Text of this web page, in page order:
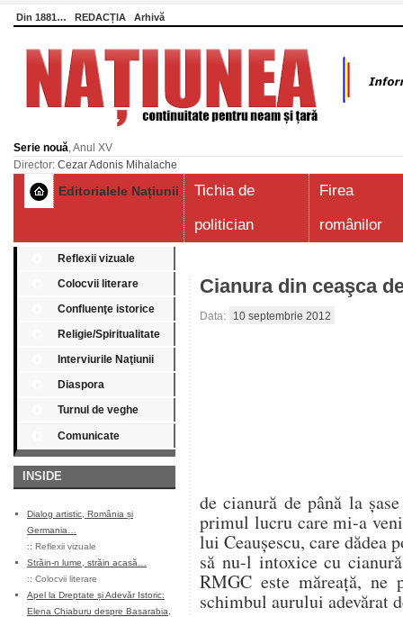
Din 1881… REDACȚIA Arhivă
Serie nouă, Anul XV
Director: Cezar Adonis Mihalache
Editorialele Națiunii
Tichia de
politician
Firea
românilor
Reflexii vizuale
Colocvii literare
Confluenţe istorice
Religie/Spiritualitate
Interviurile Naţiunii
Diaspora
Turnul de veghe
Comunicate
INSIDE
Dialog artistic, România și
Germania…
:: Reflexii vizuale
Străin-n lume, străin acasă…
:: Colocvii literare
Apel la Dreptate și Adevăr Istoric:
Elena Chiaburu despre Basarabia,
Cianura din ceaşca
Data: 10 septembrie 2012
de cianură de până la
primul lucru care mi-a
lui Ceauşescu, care
să nu-l intoxice cu
RMGC este măreaţă,
schimbul aurului adevărat